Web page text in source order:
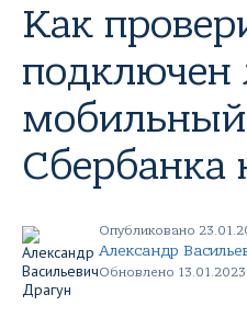
Как
подключен
Сбербанка
Опубликовано
Александр
Обновлено 13.01.2023